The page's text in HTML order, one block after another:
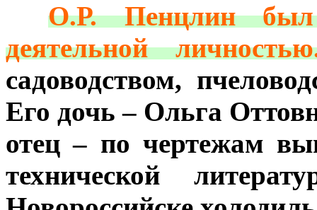
О.Р. Пенцлин был
деятельной
садоводством,
Его дочь – Ольга
отец – по чертежам
технической